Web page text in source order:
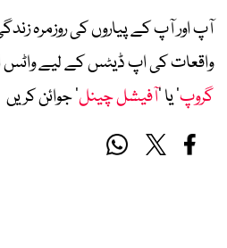
آپ اور آپ کے پیاروں کی روزمرہ
واقعات کی اپ ڈیٹس کے لیے واٹس
گروپ‘ یا ’آفیشل چینل‘ جوائن کریں